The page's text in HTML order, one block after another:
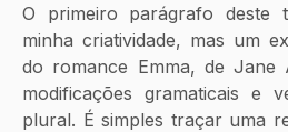
O primeiro parágrafo
minha criatividade, mas um
do romance Emma, de Jane
modificações gramaticais e
plural. É simples traçar uma